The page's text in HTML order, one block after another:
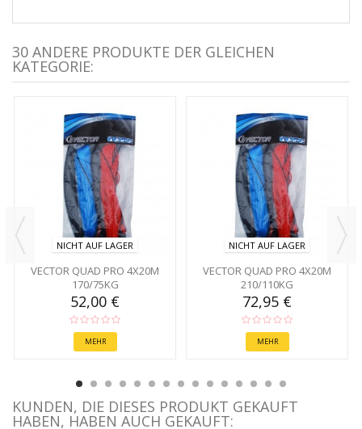
30 ANDERE PRODUKTE DER GLEICHEN
KATEGORIE:
NICHT AUF LAGER
VECTOR QUAD PRO 4X20M
170/75KG
52,00 €
MEHR
NICHT AUF LAGER
VECTOR QUAD PRO 4X20M
210/110KG
72,95 €
MEHR
KUNDEN, DIE DIESES PRODUKT GEKAUFT
HABEN, HABEN AUCH GEKAUFT: